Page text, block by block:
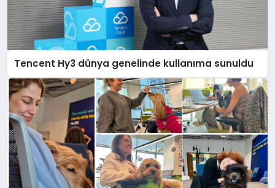
Tencent Hy3 dünya genelinde kullanıma sunuldu